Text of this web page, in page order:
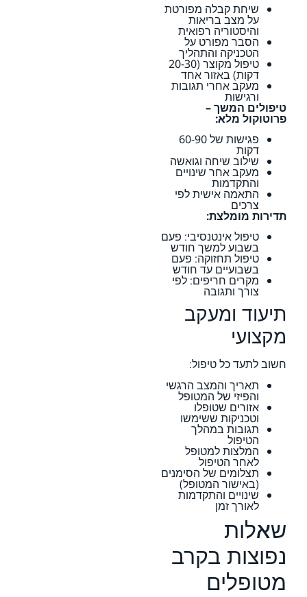
שיחת קבלה מפורטת
על מצב בריאות
והיסטוריה רפואית
הסבר מפורט על
הטכניקה והתהליך
טיפול מקוצר (20-30
דקות) באזור אחד
מעקב אחרי תגובות
ורגישות
טיפולים המשך –
פרוטוקול מלא:
פגישות של 60-90
דקות
שילוב שיחה וגואשה
מעקב אחר שינויים
והתקדמות
התאמה אישית לפי
צרכים
תדירות מומלצת:
טיפול אינטנסיבי: פעם
בשבוע למשך חודש
טיפול תחזוקה: פעם
בשבועיים עד חודש
מקרים חריפים: לפי
צורך ותגובה
תיעוד ומעקב
מקצועי
חשוב לתעד כל טיפול:
תאריך והמצב הרגשי
והפיזי של המטופל
אזורים שטופלו
וטכניקות ששימשו
תגובות במהלך
הטיפול
המלצות למטופל
לאחר הטיפול
תצלומים של הסימנים
(באישור המטופל)
שינויים והתקדמות
לאורך זמן
שאלות
נפוצות בקרב
מטופלים